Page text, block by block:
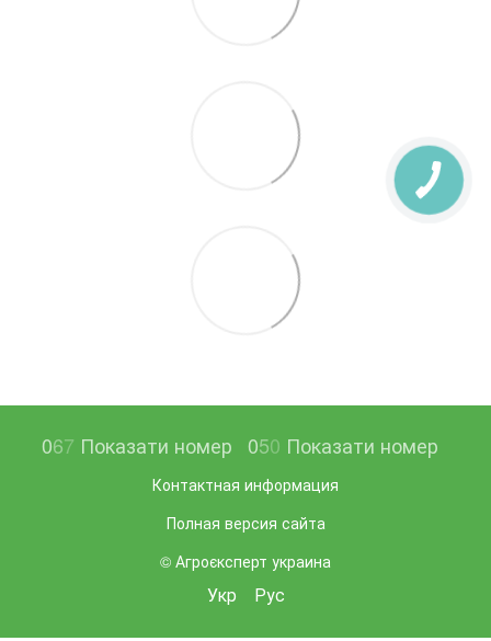
067 Показати номер 050 Показати номер
Контактная информация
Полная версия сайта
© Агроєксперт украина
Укр Рус